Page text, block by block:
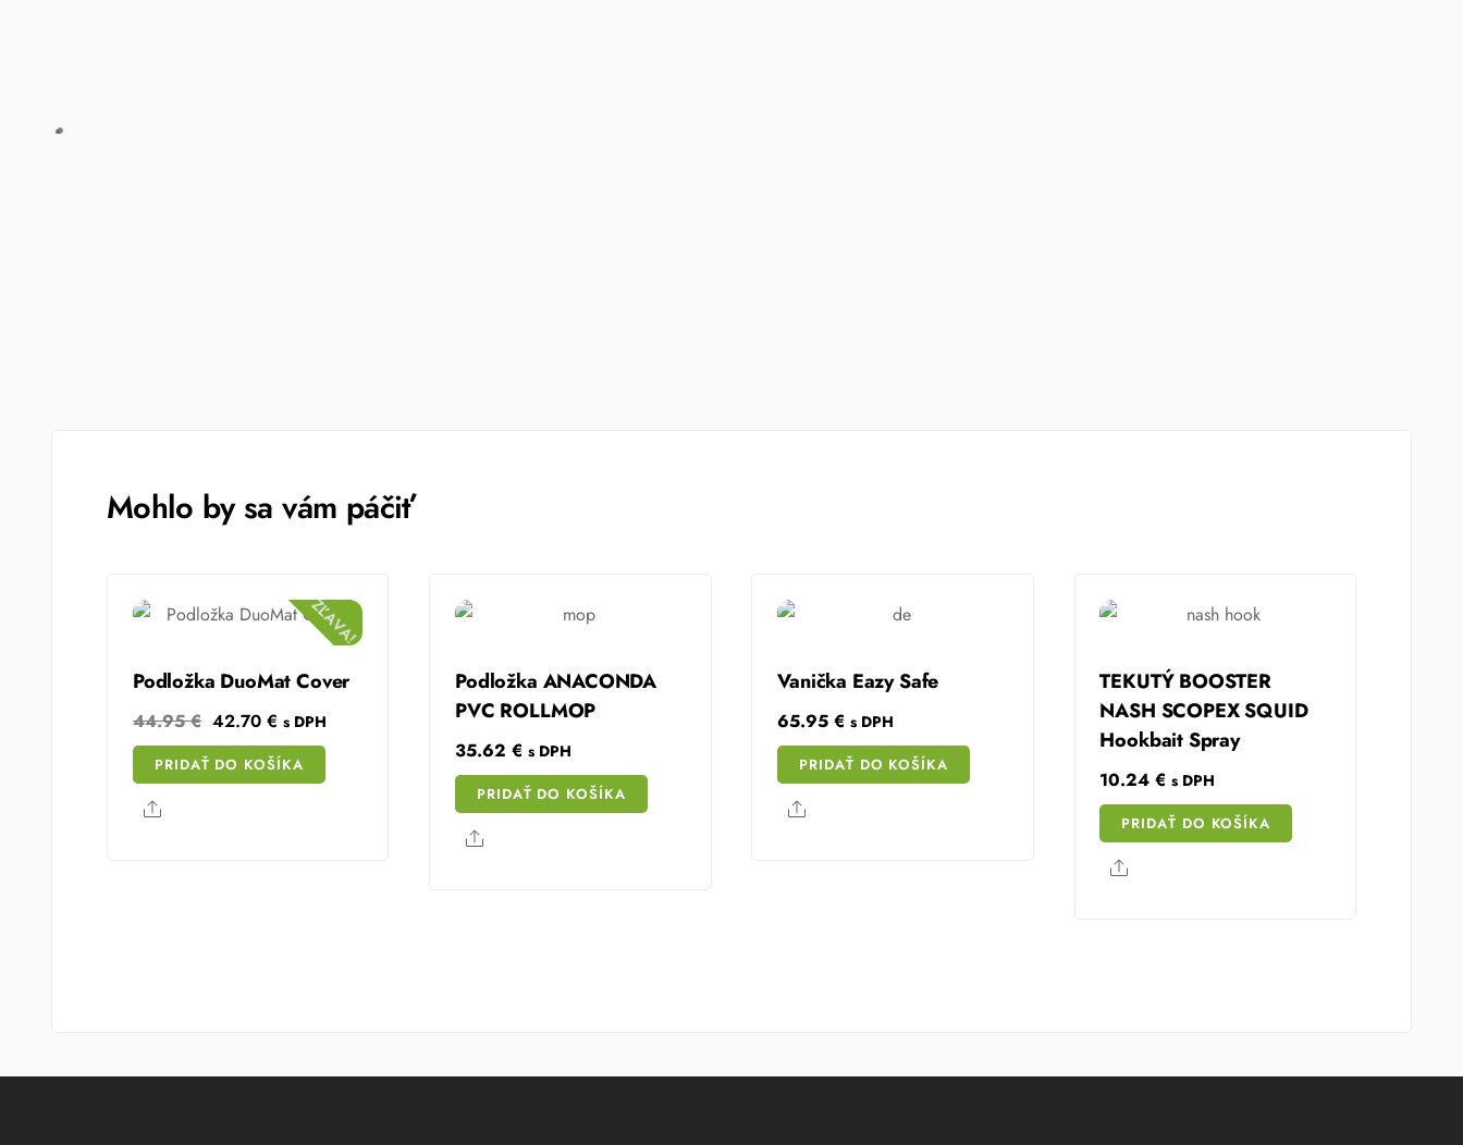
Mohlo by sa vám páčiť
ZĽAVA!
Podložka DuoMat Cover
44.95€ Original
price
was:
42.70 €Current
price
is:
s DPH
PRIDAŤ DO KOŠÍKA
Share
Podložka ANACONDA
PVC ROLLMOP
35.62€ s DPH
PRIDAŤ DO KOŠÍKA
Share
Vanička Eazy Safe
65.95€ s DPH
PRIDAŤ DO KOŠÍKA
Share
TEKUTÝ BOOSTER
NASH SCOPEX SQUID
Hookbait Spray
10.24€ s DPH
PRIDAŤ DO KOŠÍKA
Share